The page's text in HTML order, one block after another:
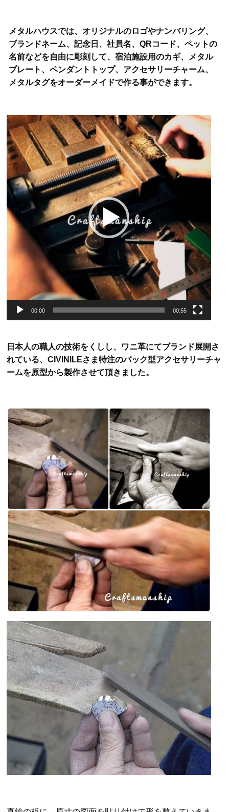
メタルハウスでは、オリジナルのロゴやナンバリング、
ブランドネーム、記念日、社員名、QRコード、ペットの
名前などを自由に彫刻して、宿泊施設用のカギ、メタル
プレート、ペンダントトップ、アクセサリーチャーム、
メタルタグをオーダーメイドで作る事ができます。
動
画
プ
レ
ー
ヤ
ー
00:00 00:55
日本人の職人の技術をくしし、ワニ革にてブランド展開さ
れている、CIVINILEさま特注のバック型アクセサリーチャ
ームを原型から製作させて頂きました。